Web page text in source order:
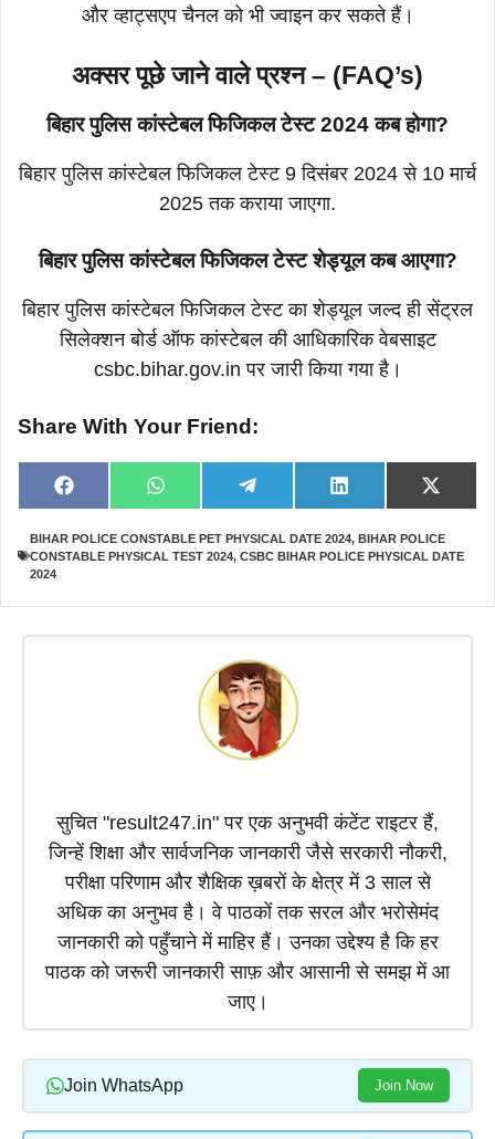
और व्हाट्सएप चैनल को भी ज्वाइन कर सकते हैं।
अक्सर पूछे जाने वाले प्रश्न – (FAQ’s)
बिहार पुलिस कांस्टेबल फिजिकल टेस्ट 2024 कब होगा?
बिहार पुलिस कांस्टेबल फिजिकल टेस्ट 9 दिसंबर 2024 से 10 मार्च
2025 तक कराया जाएगा.
बिहार पुलिस कांस्टेबल फिजिकल टेस्ट शेड्यूल कब आएगा?
बिहार पुलिस कांस्टेबल फिजिकल टेस्ट का शेड्यूल जल्द ही सेंट्रल
सिलेक्शन बोर्ड ऑफ कांस्टेबल की आधिकारिक वेबसाइट
csbc.bihar.gov.in पर जारी किया गया है।
Share With Your Friend:
Share
on
F
a
e
b
k
Share
on
W
h
t
s
p
Share
on
e
e
g
m
Share
on
L
i
k
e
n
Share
on
X
(
w
i
e
)
BIHAR POLICE CONSTABLE PET PHYSICAL DATE 2024, BIHAR POLICE
CONSTABLE PHYSICAL TEST 2024, CSBC BIHAR POLICE PHYSICAL DATE
2024
सुचित "result247.in" पर एक अनुभवी कंटेंट राइटर हैं,
जिन्हें शिक्षा और सार्वजनिक जानकारी जैसे सरकारी नौकरी,
परीक्षा परिणाम और शैक्षिक ख़बरों के क्षेत्र में 3 साल से
अधिक का अनुभव है। वे पाठकों तक सरल और भरोसेमंद
जानकारी को पहुँचाने में माहिर हैं। उनका उद्देश्य है कि हर
पाठक को जरूरी जानकारी साफ़ और आसानी से समझ में आ
जाए।
Join WhatsApp Join Now